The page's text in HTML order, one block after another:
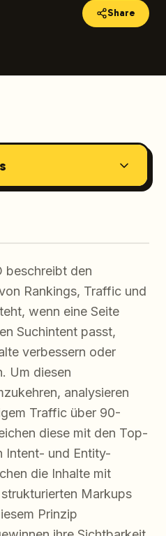
Share
beschreibt den
Rankings, Traffic und
wenn eine Seite
Suchintent passt,
verbessern oder
Um diesen
analysieren
Traffic über 90-
diese mit den Top-
Intent- und Entity-
die Inhalte mit
Markups
Prinzip